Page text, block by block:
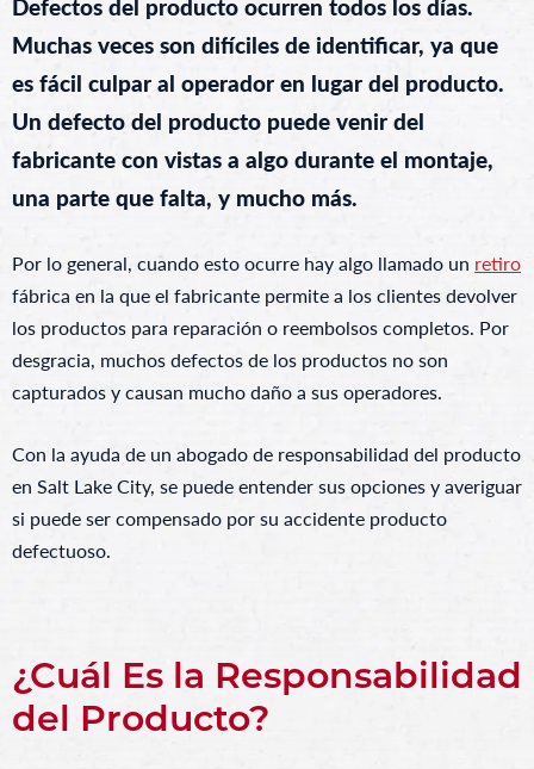
Defectos del producto ocurren todos los días.
Muchas veces son difíciles de identificar, ya que
es fácil culpar al operador en lugar del producto.
Un defecto del producto puede venir del
fabricante con vistas a algo durante el montaje,
una parte que falta, y mucho más.
Por lo general, cuando esto ocurre hay algo llamado un retiro
fábrica en la que el fabricante permite a los clientes devolver
los productos para reparación o reembolsos completos. Por
desgracia, muchos defectos de los productos no son
capturados y causan mucho daño a sus operadores.
Con la ayuda de un abogado de responsabilidad del producto
en Salt Lake City, se puede entender sus opciones y averiguar
si puede ser compensado por su accidente producto
defectuoso.
¿Cuál Es la Responsabilidad
del Producto?